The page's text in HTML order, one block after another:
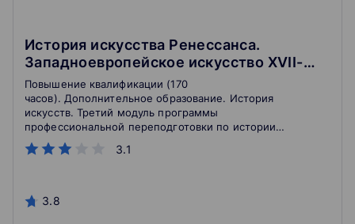
История искусства Ренессанса.
Западноевропейское искусство XVII-
XVIII вв. Русское искусство XVIII в.
3.1
Повышение квалификации (170
часов). Дополнительное образование. История
искусств. Третий модуль программы
профессиональной переподготовки по истории
искусства дает возможность повышения
квалификации в конретной области в короткий срок.
3.8